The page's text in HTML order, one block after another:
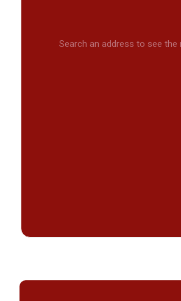
Search an address to see the